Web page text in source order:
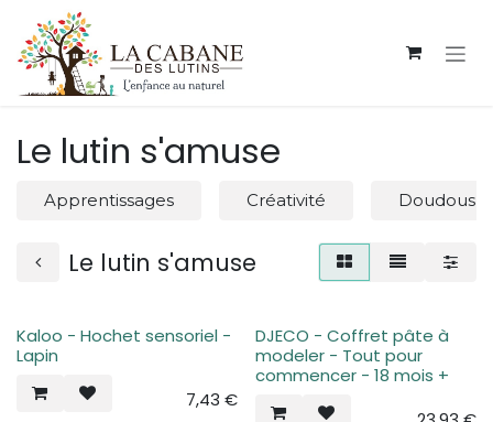
Se rendre au contenu
Le lutin s'amuse
Apprentissages Créativité Doudous,
Le lutin s'amuse
Kaloo - Hochet sensoriel -
Lapin
7,43 €
DJECO - Coffret pâte à
modeler - Tout pour
commencer - 18 mois +